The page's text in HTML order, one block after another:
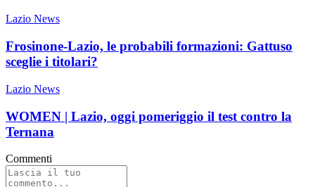
Lazio News
Frosinone-Lazio, le probabili formazioni: Gattuso
sceglie i titolari?
Lazio News
WOMEN | Lazio, oggi pomeriggio il test contro la
Ternana
Commenti